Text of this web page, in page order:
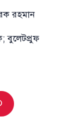
রহমান
বুলেটপ্রুফ